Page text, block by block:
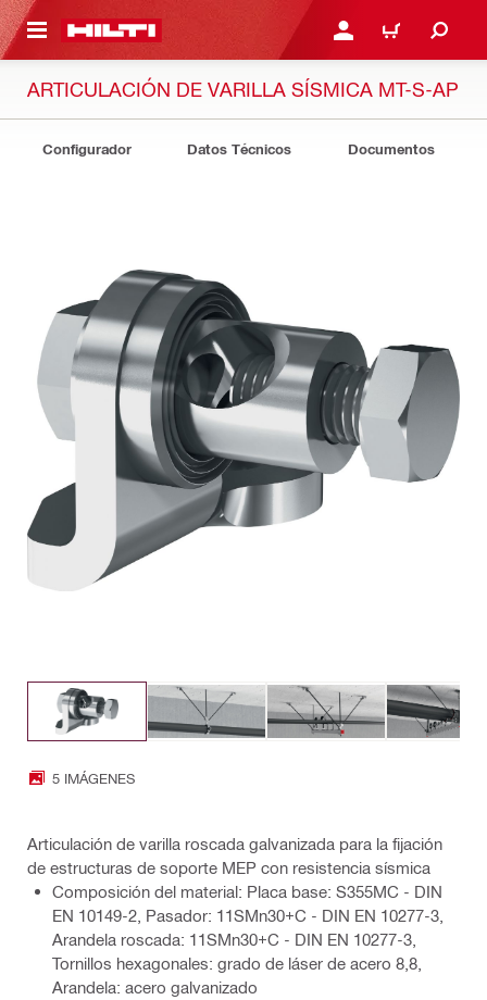
PRINCIPAL INICIE SESIÓN O
CARRITO
ARTICULACIÓN DE VARILLA SÍSMICA MT-S-AP
Configurador Datos Técnicos Documentos
5 IMÁGENES
Articulación de varilla roscada galvanizada para la fijación
de estructuras de soporte MEP con resistencia sísmica
Composición del material: Placa base: S355MC - DIN
EN 10149-2, Pasador: 11SMn30+C - DIN EN 10277-3,
Arandela roscada: 11SMn30+C - DIN EN 10277-3,
Tornillos hexagonales: grado de láser de acero 8,8,
Arandela: acero galvanizado